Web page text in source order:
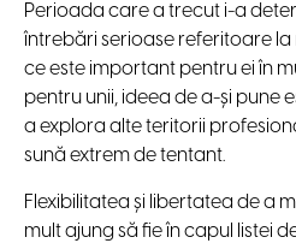
Perioada care a trecut i-a
întrebări serioase referitoare la
ce este important pentru ei în
pentru unii, ideea de a-și pune
a explora alte teritorii
sună extrem de tentant.
Flexibilitatea și libertatea de a
mult ajung să fie în capul listei